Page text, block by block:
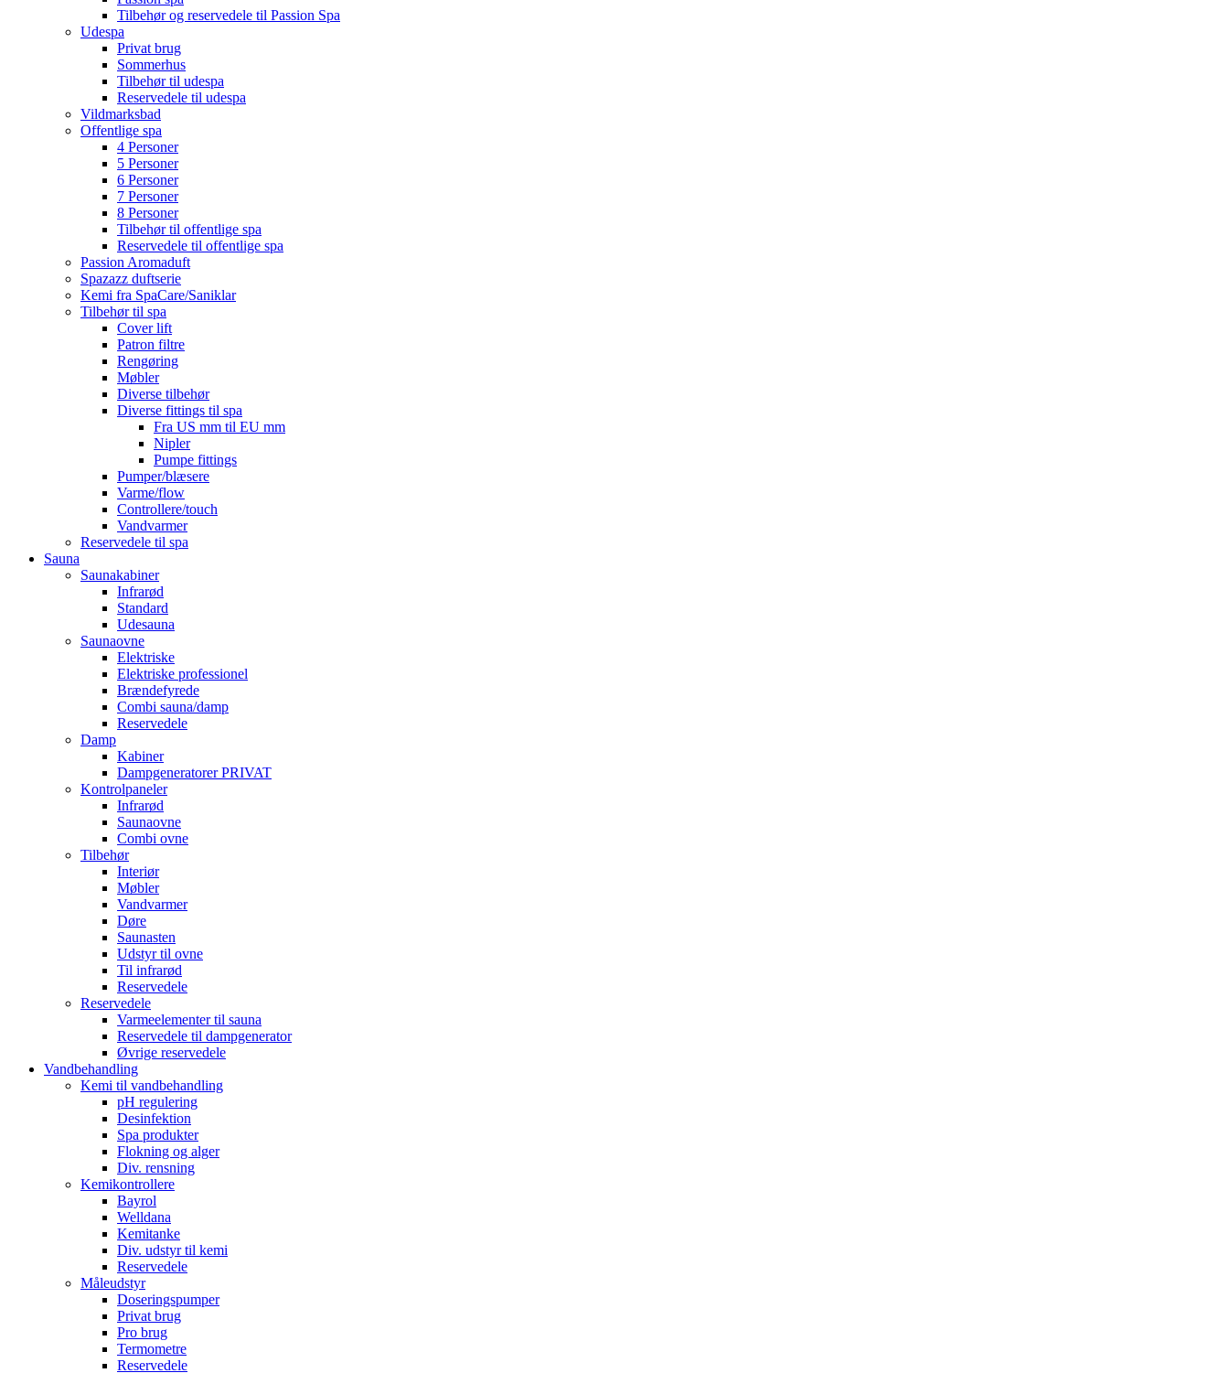
Tilbehør og reservedele til Passion Spa
Udespa
Privat brug
Sommerhus
Tilbehør til udespa
Reservedele til udespa
Vildmarksbad
Offentlige spa
4 Personer
5 Personer
6 Personer
7 Personer
8 Personer
Tilbehør til offentlige spa
Reservedele til offentlige spa
Passion Aromaduft
Spazazz duftserie
Kemi fra SpaCare/Saniklar
Tilbehør til spa
Cover lift
Patron filtre
Rengøring
Møbler
Diverse tilbehør
Diverse fittings til spa
Fra US mm til EU mm
Nipler
Pumpe fittings
Pumper/blæsere
Varme/flow
Controllere/touch
Vandvarmer
Reservedele til spa
Sauna
Saunakabiner
Infrarød
Standard
Udesauna
Saunaovne
Elektriske
Elektriske professionel
Brændefyrede
Combi sauna/damp
Reservedele
Damp
Kabiner
Dampgeneratorer PRIVAT
Kontrolpaneler
Infrarød
Saunaovne
Combi ovne
Tilbehør
Interiør
Møbler
Vandvarmer
Døre
Saunasten
Udstyr til ovne
Til infrarød
Reservedele
Reservedele
Varmeelementer til sauna
Reservedele til dampgenerator
Øvrige reservedele
Vandbehandling
Kemi til vandbehandling
pH regulering
Desinfektion
Spa produkter
Flokning og alger
Div. rensning
Kemikontrollere
Bayrol
Welldana
Kemitanke
Div. udstyr til kemi
Reservedele
Måleudstyr
Doseringspumper
Privat brug
Pro brug
Termometre
Reservedele